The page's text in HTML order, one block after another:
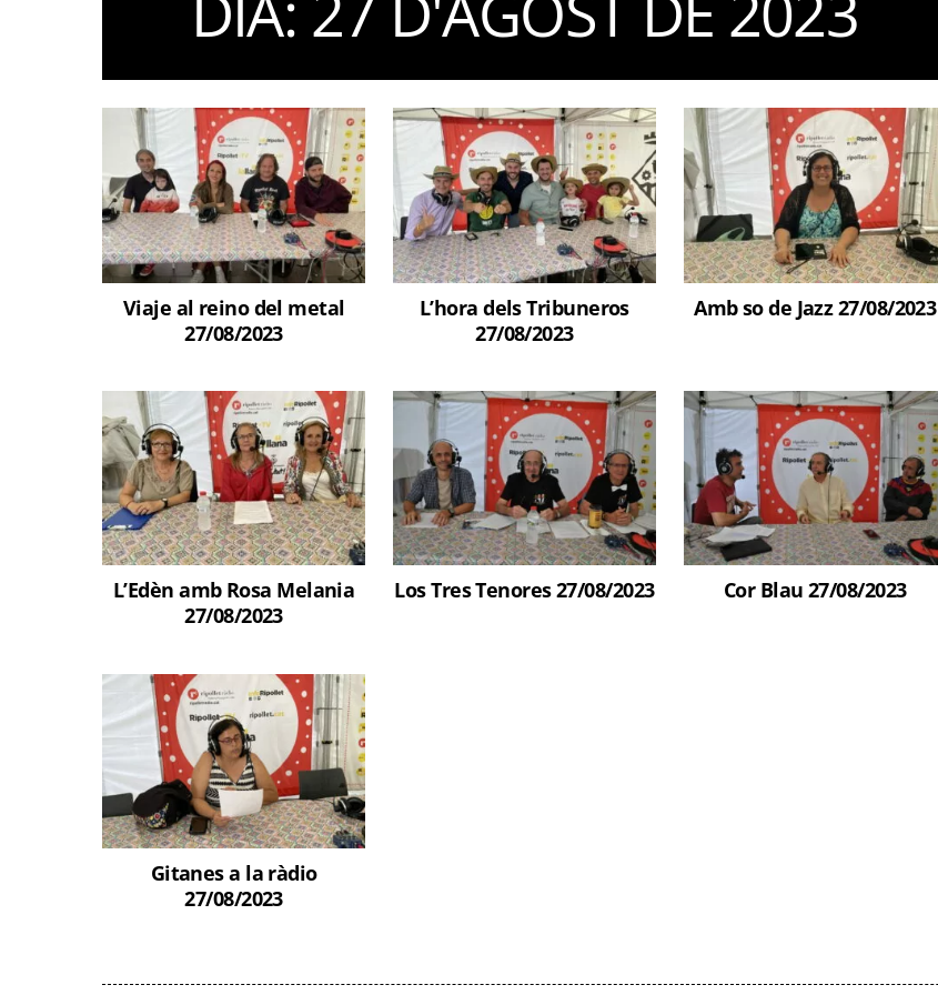
Viaje al reino del metal
27/08/2023
L’hora dels Tribuneros
27/08/2023
Amb so de Jazz 27/08/2023
L’Edèn amb Rosa Melania
27/08/2023
Los Tres Tenores 27/08/2023 Cor Blau 27/08/2023
Gitanes a la ràdio
27/08/2023